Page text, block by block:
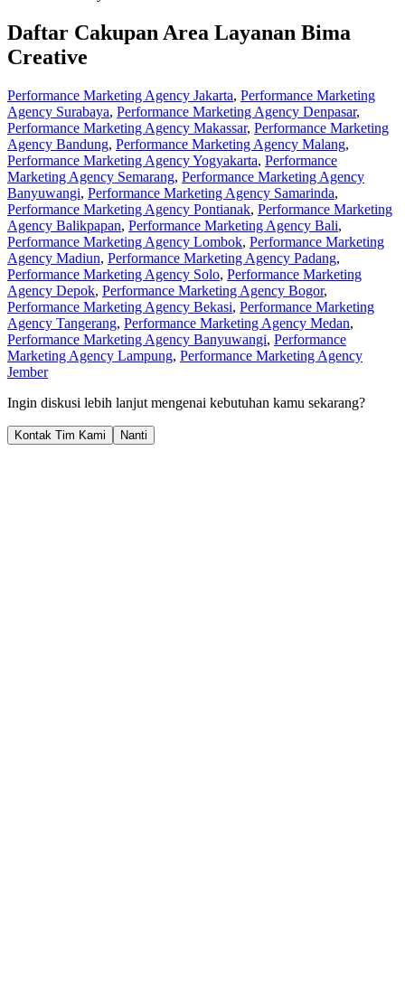
Daftar Cakupan Area Layanan Bima
Creative
Performance Marketing Agency Jakarta, Performance Marketing
Agency Surabaya, Performance Marketing Agency Denpasar,
Performance Marketing Agency Makassar, Performance Marketing
Agency Bandung, Performance Marketing Agency Malang,
Performance Marketing Agency Yogyakarta, Performance
Marketing Agency Semarang, Performance Marketing Agency
Banyuwangi, Performance Marketing Agency Samarinda,
Performance Marketing Agency Pontianak, Performance Marketing
Agency Balikpapan, Performance Marketing Agency Bali,
Performance Marketing Agency Lombok, Performance Marketing
Agency Madiun, Performance Marketing Agency Padang,
Performance Marketing Agency Solo, Performance Marketing
Agency Depok, Performance Marketing Agency Bogor,
Performance Marketing Agency Bekasi, Performance Marketing
Agency Tangerang, Performance Marketing Agency Medan,
Performance Marketing Agency Banyuwangi, Performance
Marketing Agency Lampung, Performance Marketing Agency
Jember
Ingin diskusi lebih lanjut mengenai kebutuhan kamu sekarang?
Kontak Tim Kami Nanti